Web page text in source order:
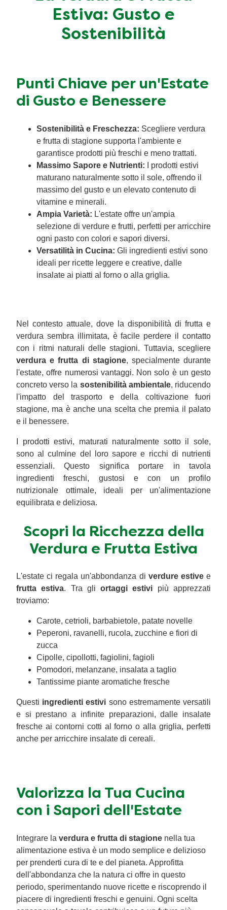
Ricette a base di cereali
Consigli del mestiere
InsaporitoriEstiva: Gusto e
Sostenibilità
Punti Chiave per un'Estate
di Gusto e Benessere
Sostenibilità e Freschezza: Scegliere verdura
e frutta di stagione supporta l'ambiente e
garantisce prodotti più freschi e meno trattati.
Massimo Sapore e Nutrienti: I prodotti estivi
maturano naturalmente sotto il sole, offrendo il
massimo del gusto e un elevato contenuto di
vitamine e minerali.
Ampia Varietà: L'estate offre un'ampia
selezione di verdure e frutti, perfetti per arricchire
ogni pasto con colori e sapori diversi.
Versatilità in Cucina: Gli ingredienti estivi sono
ideali per ricette leggere e creative, dalle
insalate ai piatti al forno o alla griglia.
Nel contesto attuale, dove la disponibilità di frutta e
verdura sembra illimitata, è facile perdere il contatto
con i ritmi naturali delle stagioni. Tuttavia, scegliere
verdura e frutta di stagione, specialmente durante
l'estate, offre numerosi vantaggi. Non solo è un gesto
concreto verso la sostenibilità ambientale, riducendo
l'impatto del trasporto e della coltivazione fuori
stagione, ma è anche una scelta che premia il palato
e il benessere.
I prodotti estivi, maturati naturalmente sotto il sole,
sono al culmine del loro sapore e ricchi di nutrienti
essenziali. Questo significa portare in tavola
ingredienti freschi, gustosi e con un profilo
nutrizionale ottimale, ideali per un'alimentazione
equilibrata e deliziosa.
Scopri la Ricchezza della
Verdura e Frutta Estiva
L'estate ci regala un'abbondanza di verdure estivee
frutta estiva. Tra gliortaggi estivi più apprezzati
troviamo:
Carote, cetrioli, barbabietole, patate novelle
Peperoni, ravanelli, rucola, zucchine e fiori di
zucca
Cipolle, cipollotti, fagiolini, fagioli
Pomodori, melanzane, insalata a taglio
Tantissime piante aromatiche fresche
Questi ingredienti estivi sono estremamente versatili
e si prestano a infinite preparazioni, dalle insalate
fresche ai contorni cotti al forno o alla griglia, perfetti
anche per arricchire insalate di cereali.
Valorizza la Tua Cucina
con i Sapori dell'Estate
Integrare la verdura e frutta di stagione nella tua
alimentazione estiva è un modo semplice e delizioso
per prenderti cura di te e del pianeta. Approfitta
dell'abbondanza che la natura ci offre in questo
periodo, sperimentando nuove ricette e riscoprendo il
piacere di ingredienti freschi e genuini. Ogni scelta